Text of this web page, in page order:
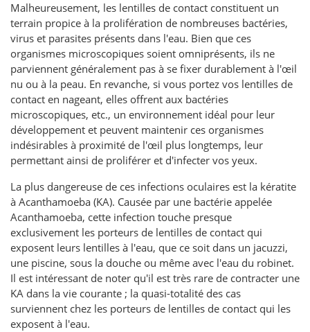
Malheureusement, les lentilles de contact constituent un
terrain propice à la prolifération de nombreuses bactéries,
virus et parasites présents dans l'eau. Bien que ces
organismes microscopiques soient omniprésents, ils ne
parviennent généralement pas à se fixer durablement à l'œil
nu ou à la peau. En revanche, si vous portez vos lentilles de
contact en nageant, elles offrent aux bactéries
microscopiques, etc., un environnement idéal pour leur
développement et peuvent maintenir ces organismes
indésirables à proximité de l'œil plus longtemps, leur
permettant ainsi de proliférer et d'infecter vos yeux.
La plus dangereuse de ces infections oculaires est la kératite
à Acanthamoeba (KA). Causée par une bactérie appelée
Acanthamoeba, cette infection touche presque
exclusivement les porteurs de lentilles de contact qui
exposent leurs lentilles à l'eau, que ce soit dans un jacuzzi,
une piscine, sous la douche ou même avec l'eau du robinet.
Il est intéressant de noter qu'il est très rare de contracter une
KA dans la vie courante ; la quasi-totalité des cas
surviennent chez les porteurs de lentilles de contact qui les
exposent à l'eau.